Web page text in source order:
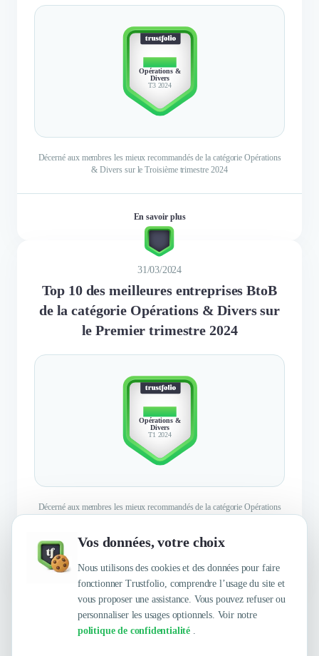
Vos données, votre choix
Nous utilisons des cookies et des données pour faire
fonctionner Trustfolio, comprendre l’usage du site et
vous proposer une assistance. Vous pouvez refuser ou
personnaliser les usages optionnels. Voir notre
politique de confidentialité .
TOP 10
Opérations &
Divers
T3 2024
Décerné aux membres les mieux recommandés de la catégorie Opérations
& Divers sur le Troisième trimestre 2024
En savoir plus
31/03/2024
Top 10 des meilleures entreprises BtoB
de la catégorie Opérations & Divers sur
le Premier trimestre 2024
TOP 10
Opérations &
Divers
T1 2024
Décerné aux membres les mieux recommandés de la catégorie Opérations
En savoir plus